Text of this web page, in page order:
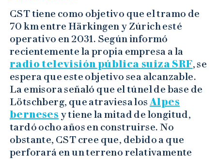
CST tiene como objetivo que el tramo de
70 km entre Härkingen y Zúrich esté
operativo en 2031. Según informó
recientemente la propia empresa a la
radio televisión pública suiza SRF, se
espera que este objetivo sea alcanzable.
La emisora señaló que el túnel de base de
Lötschberg, que atraviesa los Alpes
berneses y tiene la mitad de longitud,
tardó ocho años en construirse. No
obstante, CST cree que, debido a que
perforará en un terreno relativamente